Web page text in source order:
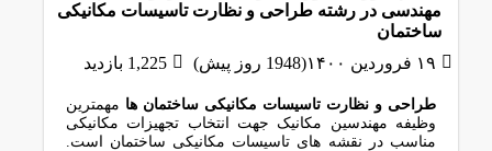
مهندسی در رشته طراحی و نظارت تاسیسات مکانیکی
ساختمان
۱۹ فروردین ۱۴۰۰(1948 روز پیش)
1,225 بازدید
طراحی و نظارت تاسیسات مکانیکی ساختمان ها مهمترین
وظیفه مهندسین مکانیک جهت انتخاب تجهیزات مکانیکی
مناسب در نقشه های تاسیسات مکانیکی ساختمان است.